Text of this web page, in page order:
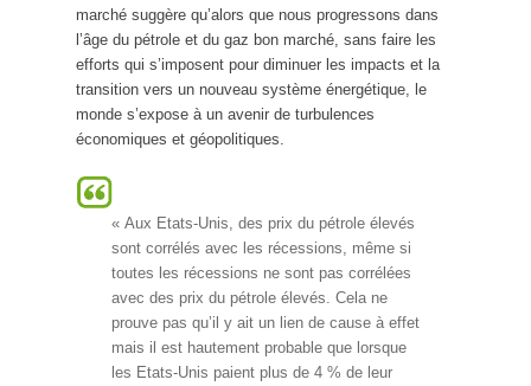
marché suggère qu’alors que nous progressons dans
l’âge du pétrole et du gaz bon marché, sans faire les
efforts qui s’imposent pour diminuer les impacts et la
transition vers un nouveau système énergétique, le
monde s’expose à un avenir de turbulences
économiques et géopolitiques.
« Aux Etats-Unis, des prix du pétrole élevés
sont corrélés avec les récessions, même si
toutes les récessions ne sont pas corrélées
avec des prix du pétrole élevés. Cela ne
prouve pas qu’il y ait un lien de cause à effet
mais il est hautement probable que lorsque
les Etats-Unis paient plus de 4 % de leur